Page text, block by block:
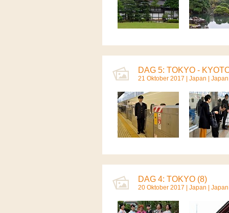
DAG 5: TOKYO -
21 Oktober 2017 | Japan Japan
DAG 4: TOKYO (8)
20 Oktober 2017 | Japan Japan